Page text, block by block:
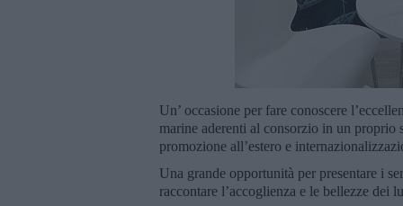
Un’ occasione per fare conoscere
marine aderenti al consorzio in un
promozione all’estero e
Una grande opportunità per presentare i
raccontare l’accoglienza e le bellezze dei